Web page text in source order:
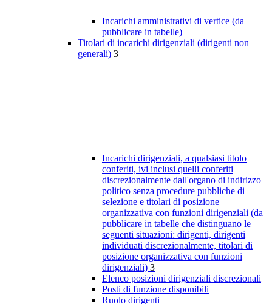
Incarichi amministrativi di vertice (da
pubblicare in tabelle)
Titolari di incarichi dirigenziali (dirigenti non
generali) 3
Incarichi dirigenziali, a qualsiasi titolo
conferiti, ivi inclusi quelli conferiti
discrezionalmente dall'organo di indirizzo
politico senza procedure pubbliche di
selezione e titolari di posizione
organizzativa con funzioni dirigenziali (da
pubblicare in tabelle che distinguano le
seguenti situazioni: dirigenti, dirigenti
individuati discrezionalmente, titolari di
posizione organizzativa con funzioni
dirigenziali) 3
Elenco posizioni dirigenziali discrezionali
Posti di funzione disponibili
Ruolo dirigenti